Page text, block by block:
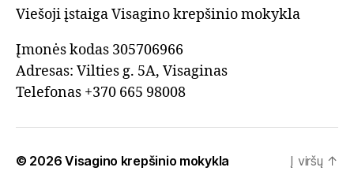
Viešoji įstaiga Visagino krepšinio mokykla
Įmonės kodas 305706966
Adresas: Vilties g. 5A, Visaginas
Telefonas +370 665 98008
© 2026Visagino krepšinio mokykla Į viršų ↑